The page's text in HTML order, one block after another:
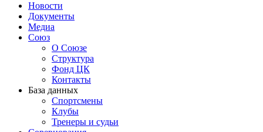
Новости
Документы
Медиа
Союз
О Союзе
Структура
Фонд ЦК
Контакты
База данных
Спортсмены
Клубы
Тренеры и судьи